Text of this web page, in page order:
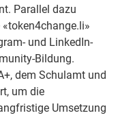
Parallel dazu
und LinkedIn-
Bildung.
dem Schulamt und
um die
Umsetzung